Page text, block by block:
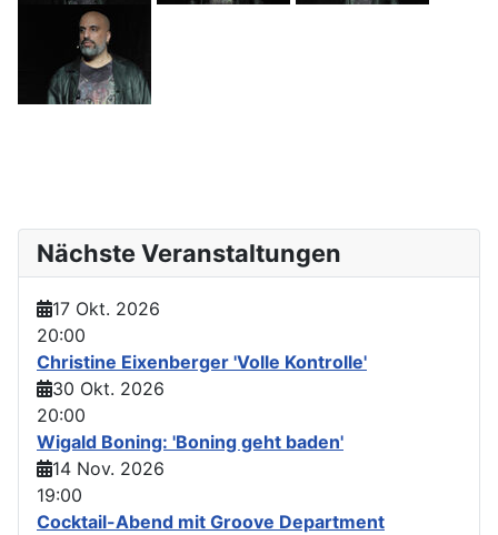
Nächste Veranstaltungen
17 Okt. 2026
20:00
Christine Eixenberger 'Volle Kontrolle'
30 Okt. 2026
20:00
Wigald Boning: 'Boning geht baden'
14 Nov. 2026
19:00
Cocktail-Abend mit Groove Department